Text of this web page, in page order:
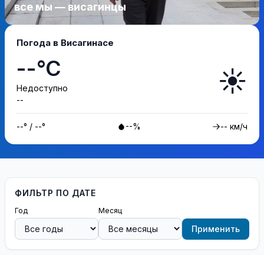
все мы — висагинцы
Погода в Висагинасе
--°C
Недоступно
--
☀️
--° / --° --% -- км/ч
ФИЛЬТР ПО ДАТЕ
Год Месяц
Применить